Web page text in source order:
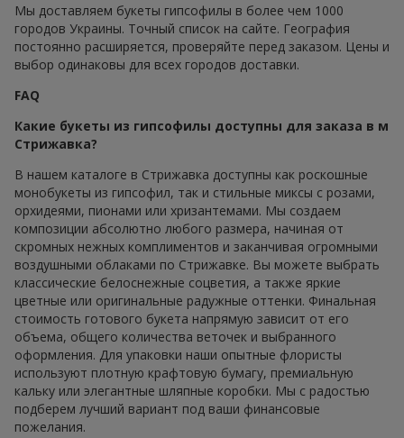
Мы доставляем букеты гипсофилы в более чем 1000
городов Украины. Точный список на сайте. География
постоянно расширяется, проверяйте перед заказом. Цены и
выбор одинаковы для всех городов доставки.
FAQ
Какие букеты из гипсофилы доступны для заказа в м
Стрижавка?
В нашем каталоге в Стрижавка доступны как роскошные
монобукеты из гипсофил, так и стильные миксы с розами,
орхидеями, пионами или хризантемами. Мы создаем
композиции абсолютно любого размера, начиная от
скромных нежных комплиментов и заканчивая огромными
воздушными облаками по Стрижавке. Вы можете выбрать
классические белоснежные соцветия, а также яркие
цветные или оригинальные радужные оттенки. Финальная
стоимость готового букета напрямую зависит от его
объема, общего количества веточек и выбранного
оформления. Для упаковки наши опытные флористы
используют плотную крафтовую бумагу, премиальную
кальку или элегантные шляпные коробки. Мы с радостью
подберем лучший вариант под ваши финансовые
пожелания.